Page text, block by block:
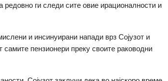
ги следи сите овие ирационалности и
и инсинуирани напади врз Сојузот и
пензионери преку своите раководни